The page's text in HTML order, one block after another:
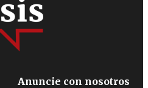
Anuncie con nosotros